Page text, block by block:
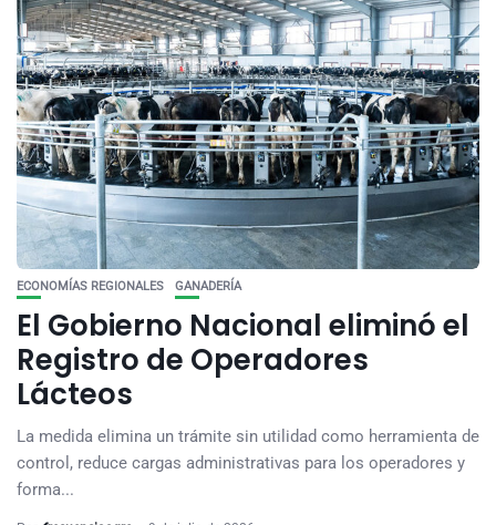
ECONOMÍAS REGIONALES GANADERÍA
El Gobierno Nacional eliminó el
Registro de Operadores
Lácteos
La medida elimina un trámite sin utilidad como herramienta de
control, reduce cargas administrativas para los operadores y
forma...